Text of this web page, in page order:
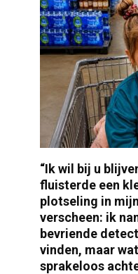
“Ik wil bij u
fluisterde een
plotseling in
verscheen: ik
bevriende
vinden, maar
sprakeloos